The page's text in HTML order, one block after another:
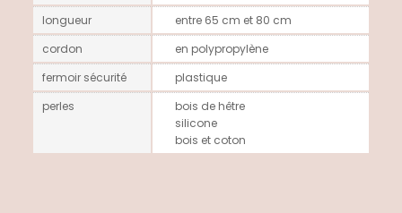
longueur
entre 65 cm et 80 cm
cordon
en polypropylène
fermoir sécurité
plastique
perles
bois de hêtre
silicone
bois et coton